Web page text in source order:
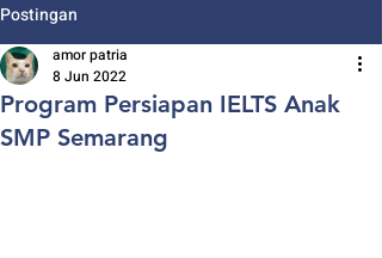
Postingan
Program Persiapan IELTS Anak
SMP Semarang
amor patria
8 Jun 2022